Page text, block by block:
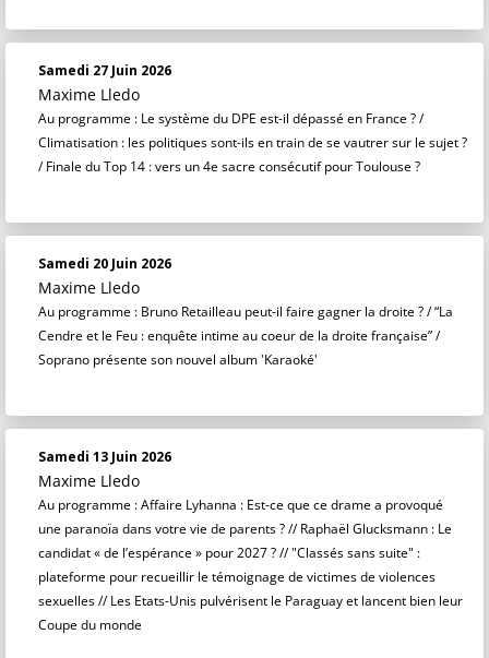
Samedi 27 Juin 2026
Maxime Lledo
Au programme : Le système du DPE est-il dépassé en France ? /
Climatisation : les politiques sont-ils en train de se vautrer sur le sujet ?
/ Finale du Top 14 : vers un 4e sacre consécutif pour Toulouse ?
Samedi 20 Juin 2026
Maxime Lledo
Au programme : Bruno Retailleau peut-il faire gagner la droite ? / “La
Cendre et le Feu : enquête intime au coeur de la droite française” /
Soprano présente son nouvel album 'Karaoké'
Samedi 13 Juin 2026
Maxime Lledo
Au programme : Affaire Lyhanna : Est-ce que ce drame a provoqué
une paranoïa dans votre vie de parents ? // Raphaël Glucksmann : Le
candidat « de l’espérance » pour 2027 ? // "Classés sans suite" :
plateforme pour recueillir le témoignage de victimes de violences
sexuelles // Les Etats-Unis pulvérisent le Paraguay et lancent bien leur
Coupe du monde